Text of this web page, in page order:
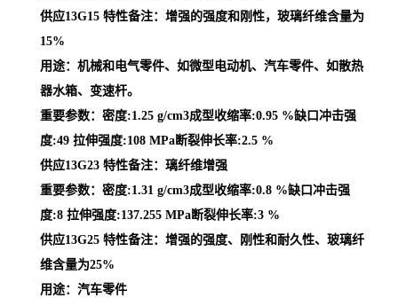
供应13G15 特性备注：增强的强度和刚性，玻璃纤维含量为
15%
用途：机械和电气零件、如微型电动机、汽车零件、如散热
器水箱、变速杆。
重要参数：密度:1.25 g/cm3成型收缩率:0.95 %缺口冲击强
度:49 拉伸强度:108 MPa断裂伸长率:2.5 %
供应13G23 特性备注：璃纤维增强
重要参数：密度:1.31 g/cm3成型收缩率:0.8 %缺口冲击强
度:8 拉伸强度:137.255 MPa断裂伸长率:3 %
供应13G25 特性备注：增强的强度、刚性和耐久性、玻璃纤
维含量为25%
用途：汽车零件